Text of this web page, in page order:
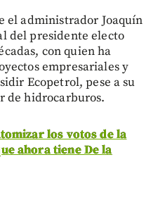
el administrador Joaquín
del presidente electo
con quien ha
empresariales y
Ecopetrol, pese a su
de hidrocarburos.
los votos de la
ahora tiene De la